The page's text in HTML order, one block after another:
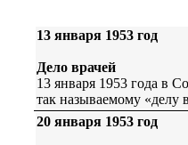
13 января 1953 год
Дело врачей
13 января 1953 года в
так называемому «делу
20 января 1953 год